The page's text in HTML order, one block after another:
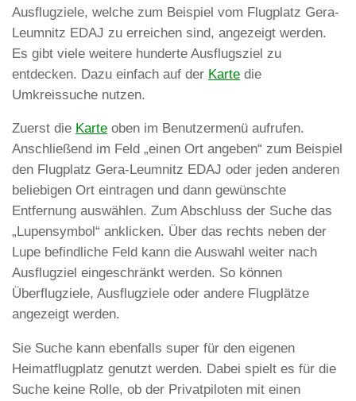
Ausflugziele, welche zum Beispiel vom Flugplatz Gera-
Leumnitz EDAJ zu erreichen sind, angezeigt werden.
Es gibt viele weitere hunderte Ausflugsziel zu
entdecken. Dazu einfach auf der Karte die
Umkreissuche nutzen.
Zuerst die Karte oben im Benutzermenü aufrufen.
Anschließend im Feld „einen Ort angeben“ zum Beispiel
den Flugplatz Gera-Leumnitz EDAJ oder jeden anderen
beliebigen Ort eintragen und dann gewünschte
Entfernung auswählen. Zum Abschluss der Suche das
„Lupensymbol“ anklicken. Über das rechts neben der
Lupe befindliche Feld kann die Auswahl weiter nach
Ausflugziel eingeschränkt werden. So können
Überflugziele, Ausflugziele oder andere Flugplätze
angezeigt werden.
Sie Suche kann ebenfalls super für den eigenen
Heimatflugplatz genutzt werden. Dabei spielt es für die
Suche keine Rolle, ob der Privatpiloten mit einen